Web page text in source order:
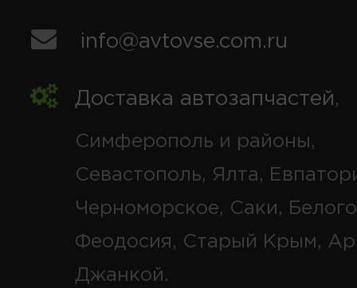
info@avtovse.com.ru
Доставка автозапчастей,
Симферополь и районы,
Севастополь, Ялта,
Черноморское, Саки,
Феодосия, Старый Крым,
Джанкой.